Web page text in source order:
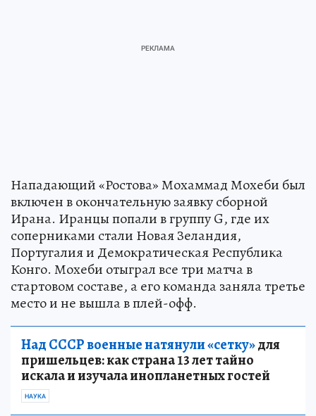
Нападающий «Ростова» Мохаммад Мохеби был
включен в окончательную заявку сборной
Ирана. Иранцы попали в группу G, где их
соперниками стали Новая Зеландия,
Португалия и Демократическая Республика
Конго. Мохеби отыграл все три матча в
стартовом составе, а его команда заняла третье
место и не вышла в плей-офф.
Над СССР военные натянули «сетку»для
пришельцев: как страна 13 лет тайно
искала и изучала инопланетных гостей
НАУКА